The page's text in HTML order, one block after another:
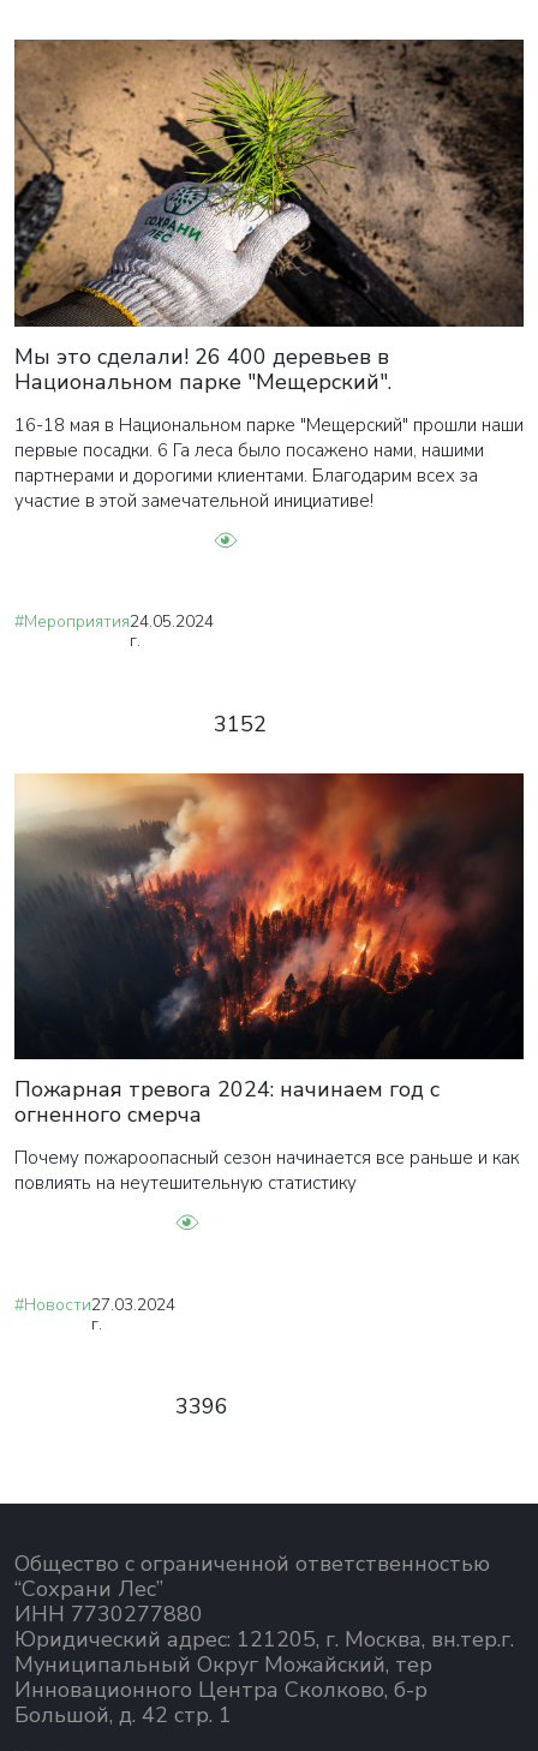
Мы это сделали! 26 400 деревьев в
Национальном парке "Мещерский".
16-18 мая в Национальном парке "Мещерский" прошли наши
первые посадки. 6 Га леса было посажено нами, нашими
партнерами и дорогими клиентами. Благодарим всех за
участие в этой замечательной инициативе!
#Мероприятия24.05.2024
г.
3152
Пожарная тревога 2024: начинаем год с
огненного смерча
Почему пожароопасный сезон начинается все раньше и как
повлиять на неутешительную статистику
#Новости27.03.2024
г.
3396
Общество с ограниченной ответственностью
“Сохрани Лес”
ИНН 7730277880
Юридический адрес: 121205, г. Москва, вн.тер.г.
Муниципальный Округ Можайский, тер
Инновационного Центра Сколково, б-р
Большой, д. 42 стр. 1